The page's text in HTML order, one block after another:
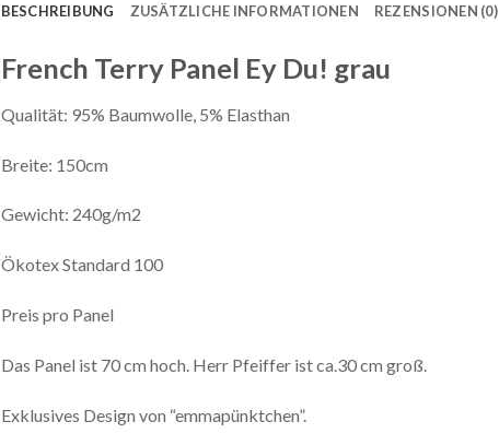
BESCHREIBUNG ZUSÄTZLICHE INFORMATIONEN REZENSIONEN (0)
French Terry Panel Ey Du! grau
Qualität: 95% Baumwolle, 5% Elasthan
Breite: 150cm
Gewicht: 240g/m2
Ökotex Standard 100
Preis pro Panel
Das Panel ist 70 cm hoch. Herr Pfeiffer ist ca.30 cm groß.
Exklusives Design von “emmapünktchen”.